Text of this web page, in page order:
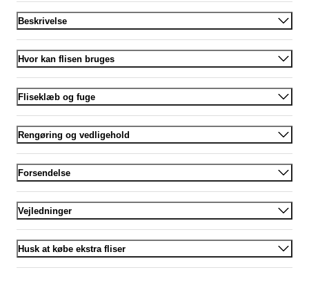
Beskrivelse
Hvor kan flisen bruges
Fliseklæb og fuge
Rengøring og vedligehold
Forsendelse
Vejledninger
Husk at købe ekstra fliser